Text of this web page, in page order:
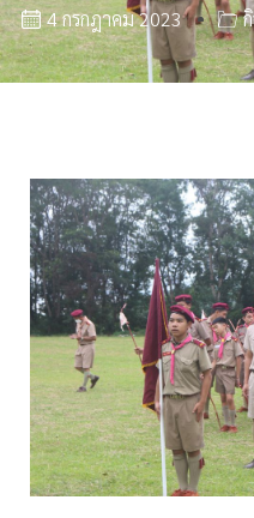
4 กรกฎาคม 2023